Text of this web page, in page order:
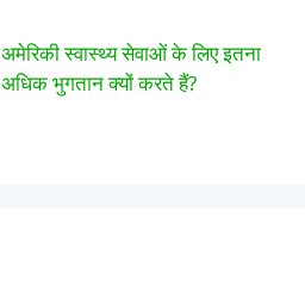
अमेरिकी स्वास्थ्य सेवाओं के लिए इतना
अधिक भुगतान क्यों करते हैं?